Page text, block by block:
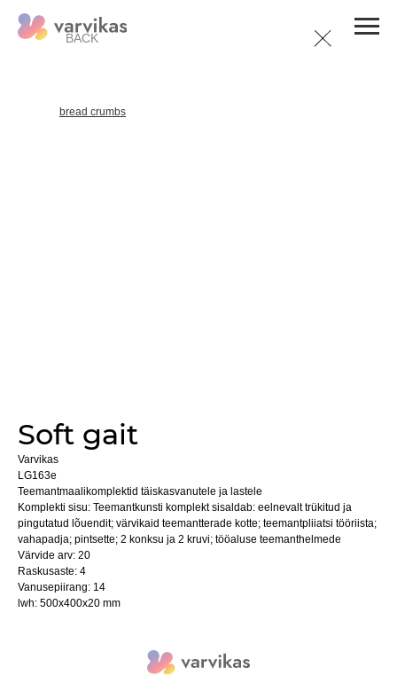
BACK
bread crumbs
Soft gait
Varvikas
LG163e
Teemantmaalikomplektid täiskasvanutele ja lastele
Komplekti sisu: Teemantkunsti komplekt sisaldab: eelnevalt trükitud ja
pingutatud lõuendit; värvikaid teemantterade kotte; teemantpliiatsi tööriista;
vahapadja; pintsette; 2 konksu ja 2 kruvi; tööaluse teemanthelmede
Värvide arv: 20
Raskusaste: 4
Vanusepiirang: 14
lwh: 500x400x20 mm